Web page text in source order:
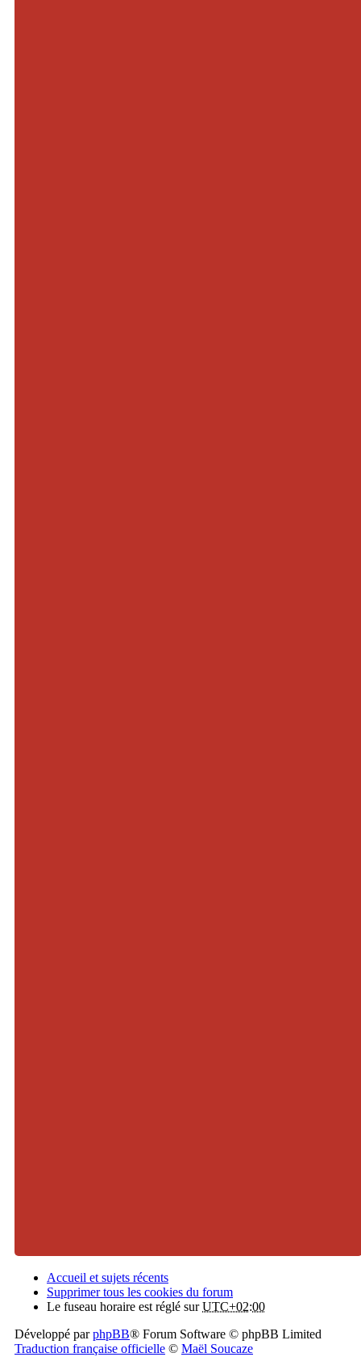
Accueil et sujets récents
Supprimer tous les cookies du forum
Le fuseau horaire est réglé surUTC+02:00
Développé parphpBB® Forum Software © phpBB Limited
Traduction française officielle © Maël Soucaze